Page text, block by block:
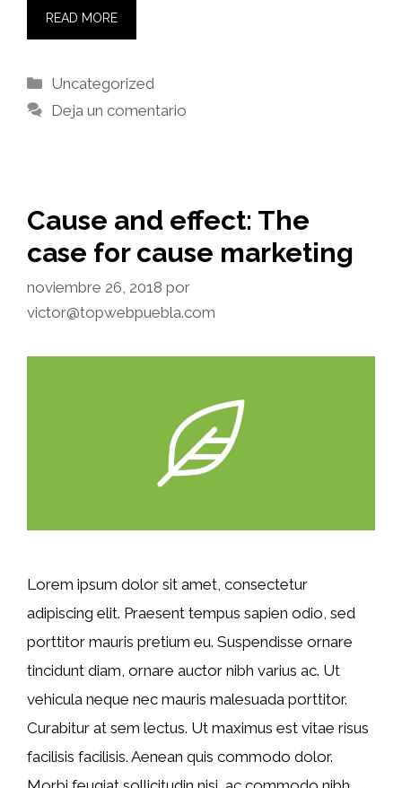
READ MORE
Categorías
Uncategorized
Deja un comentario
Cause and effect: The
case for cause marketing
noviembre 26, 2018 por
victor@topwebpuebla.com
Lorem ipsum dolor sit amet, consectetur
adipiscing elit. Praesent tempus sapien odio, sed
porttitor mauris pretium eu. Suspendisse ornare
tincidunt diam, ornare auctor nibh varius ac. Ut
vehicula neque nec mauris malesuada porttitor.
Curabitur at sem lectus. Ut maximus est vitae risus
facilisis facilisis. Aenean quis commodo dolor.